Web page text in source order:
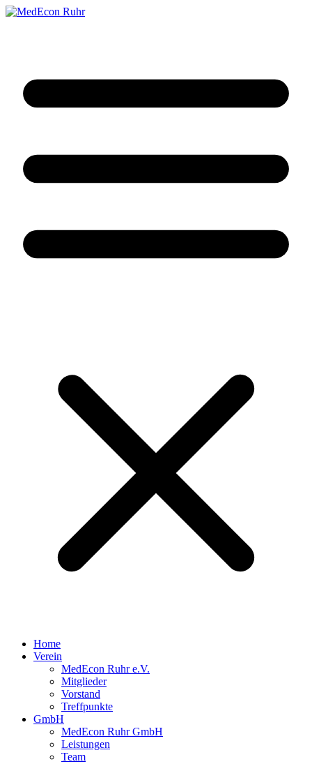
Home
Verein
MedEcon Ruhr e.V.
Mitglieder
Vorstand
Treffpunkte
GmbH
MedEcon Ruhr GmbH
Leistungen
Team